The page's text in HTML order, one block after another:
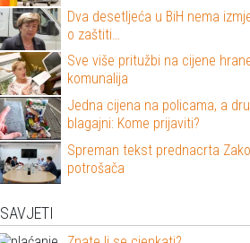
Dva desetljeća u BiH nema
o zaštiti…
Sve više pritužbi na cijene
komunalija
Jedna cijena na policama, a
blagajni: Kome prijaviti?
Spreman tekst prednacrta
potrošača
SAVJETI